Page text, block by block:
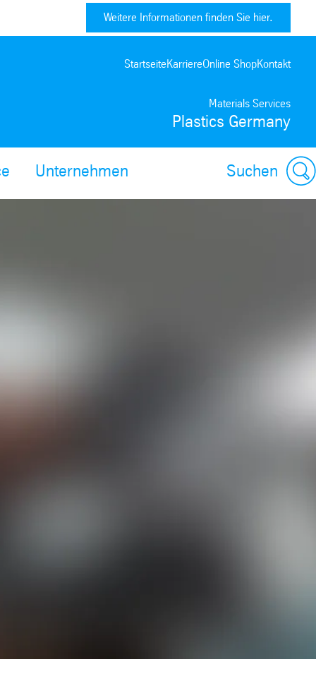
Weitere Informationen finden Sie hier.
Materials Services
Plastics Germany
StartseiteKarriereOnline ShopKontakt
Unternehmen Suchen